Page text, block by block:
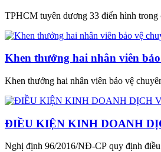
TPHCM tuyên dương 33 điển hình trong
Khen thưởng hai nhân viên
Khen thưởng hai nhân viên bảo vệ
ĐIỀU KIỆN KINH DOANH
Nghị định 96/2016/NĐ-CP quy định